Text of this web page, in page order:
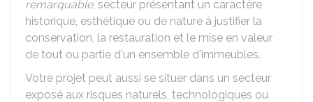
remarquable, secteur présentant un caractère
historique, esthétique ou de nature à justifier la
conservation, la restauration et le mise en valeur
de tout ou partie d'un ensemble d'immeubles.
Votre projet peut aussi se situer dans un secteur
exposé aux risques naturels, technologiques ou